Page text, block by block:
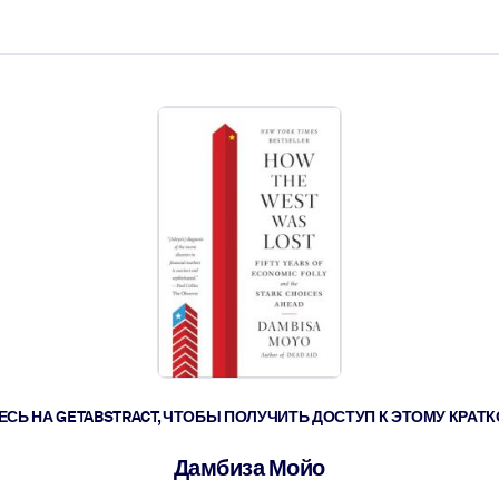
НА GETABSTRACT, ЧТОБЫ ПОЛУЧИТЬ ДОСТУП К ЭТОМУ
Дамбиза Мойо